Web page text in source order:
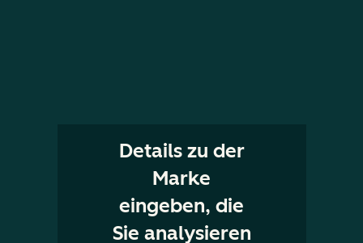
Details zu der
Marke
eingeben, die
Sie analysieren